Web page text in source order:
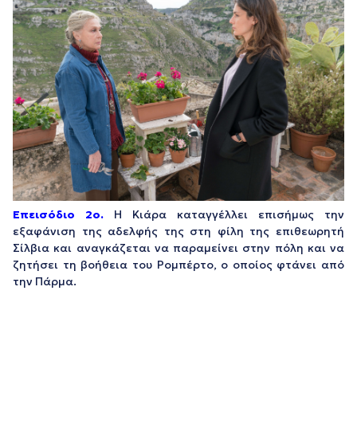
Επεισόδιο 2ο.
Η Κιάρα καταγγέλλει επισήμως την
εξαφάνιση της αδελφής της στη φίλη της επιθεωρητή
Σίλβια και αναγκάζεται να παραμείνει στην πόλη και να
ζητήσει τη βοήθεια του Ρομπέρτο, ο οποίος φτάνει από
την Πάρμα.